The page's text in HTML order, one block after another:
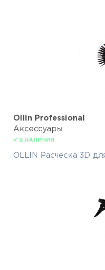
Ollin Professional
Аксессуары
✔ В НАЛИЧИИ
OLLIN Расческа 3D